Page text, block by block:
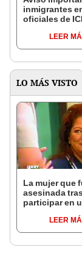
inmigrantes
oficiales de
ciudadLEER
LO MÁS VISTO
La mujer que
asesinada tras
participar en
su exesposo
amante
LEER